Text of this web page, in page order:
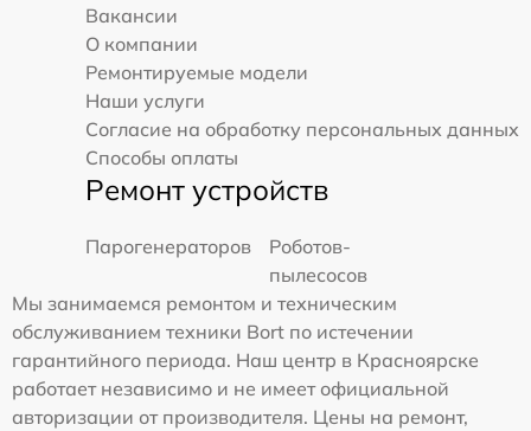
Вакансии
О компании
Ремонтируемые модели
Наши услуги
Согласие на обработку персональных данных
Способы оплаты
Ремонт устройств
Парогенераторов
Роботов-
пылесосов
Мы занимаемся ремонтом и техническим
обслуживанием техники Bort по истечении
гарантийного периода. Наш центр в Красноярске
работает независимо и не имеет официальной
авторизации от производителя. Цены на ремонт,